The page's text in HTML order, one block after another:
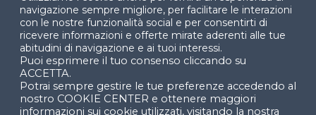
© 2024 Copyright © Politecnico di Milano Dipartimento
di Ingegneria Gestionale
navigazione sempre migliore, per facilitare le interazioni
con le nostre funzionalità social e per consentirti di
ricevere informazioni e offerte mirate aderenti alle tue
abitudini di navigazione e ai tuoi interessi.
Puoi esprimere il tuo consenso cliccando su
ACCETTA.
Potrai sempre gestire le tue preferenze accedendo al
nostro COOKIE CENTER e ottenere maggiori
informazioni sui cookie utilizzati, visitando la nostra